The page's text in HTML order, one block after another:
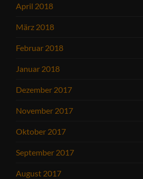
April 2018
März 2018
Februar 2018
Januar 2018
Dezember 2017
November 2017
Oktober 2017
September 2017
August 2017